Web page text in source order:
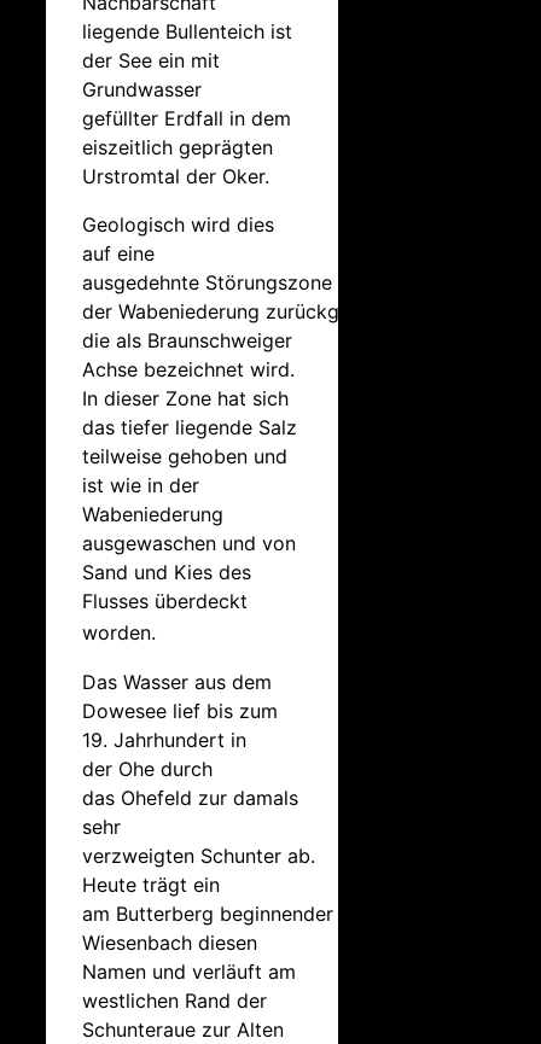
liegende Bullenteich ist
der See ein mit
Grundwasser
gefüllter Erdfall in dem
eiszeitlich geprägten
Urstromtal der Oker.
Geologisch wird dies
auf eine
ausgedehnte Störungszone zwischen Salzdahlum
der Wabeniederung zurückgeführt,
die als Braunschweiger
Achse bezeichnet wird.
In dieser Zone hat sich
das tiefer liegende Salz
teilweise gehoben und
ist wie in der
Wabeniederung
ausgewaschen und von
Sand und Kies des
Flusses überdeckt
worden.
Das Wasser aus dem
Dowesee lief bis zum
19. Jahrhundert in
der Ohe durch
das Ohefeld zur damals
sehr
verzweigten Schunter ab.
Heute trägt ein
am Butterberg beginnender
Wiesenbach diesen
Namen und verläuft am
westlichen Rand der
Schunteraue zur Alten